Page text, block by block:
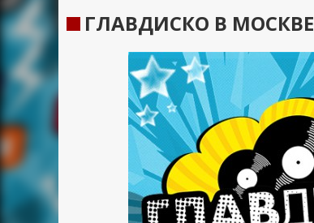
ГЛАВДИСКО В